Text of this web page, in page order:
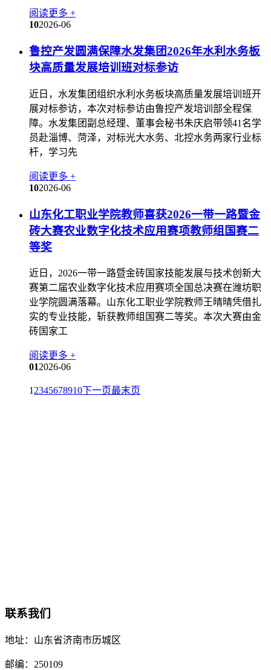
阅读更多 +
102026-06
鲁控产发圆满保障水发集团2026年水利水务板
块高质量发展培训班对标参访
近日，水发集团组织水利水务板块高质量发展培训班开
展对标参访，本次对标参访由鲁控产发培训部全程保
障。水发集团副总经理、董事会秘书朱庆启带领41名学
员赴淄博、菏泽，对标光大水务、北控水务两家行业标
杆，学习先
阅读更多 +
102026-06
山东化工职业学院教师喜获2026一带一路暨金
砖大赛农业数字化技术应用赛项教师组国赛二
等奖
近日，2026一带一路暨金砖国家技能发展与技术创新大
赛第二届农业数字化技术应用赛项全国总决赛在潍坊职
业学院圆满落幕。山东化工职业学院教师王晴晴凭借扎
实的专业技能，斩获教师组国赛二等奖。本次大赛由金
砖国家工
阅读更多 +
012026-06
1 2345678910下一页最末页
联系我们
地址： 山东省济南市历城区
邮编： 250109